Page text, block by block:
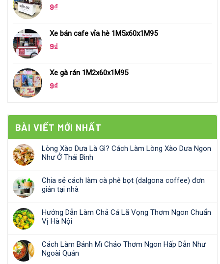
9₫
Xe bán cafe vỉa hè 1M5x60x1M95
9₫
Xe gà rán 1M2x60x1M95
9₫
BÀI VIẾT MỚI NHẤT
Lòng Xào Dưa Là Gì? Cách Làm Lòng Xào Dưa Ngon
Như Ở Thái Bình
Chia sẻ cách làm cà phê bọt (dalgona coffee) đơn
giản tại nhà
Hướng Dẫn Làm Chả Cá Lã Vọng Thơm Ngon Chuẩn
Vị Hà Nội
Cách Làm Bánh Mì Chảo Thơm Ngon Hấp Dẫn Như
Ngoài Quán